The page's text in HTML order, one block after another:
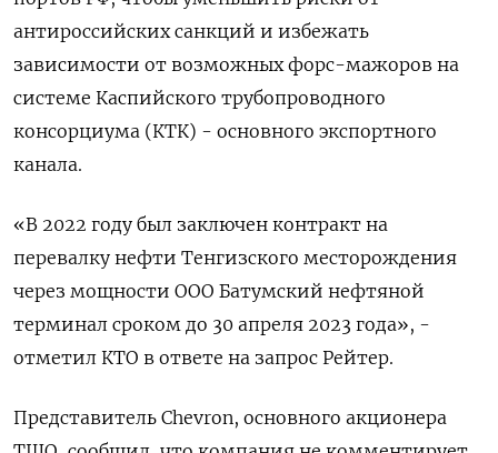
антироссийских санкций и избежать
зависимости от возможных форс-мажоров на
системе Каспийского трубопроводного
консорциума (КТК) - основного экспортного
канала.
«В 2022 году был заключен контракт на
перевалку нефти Тенгизского месторождения
через мощности ООО Батумский нефтяной
терминал сроком до 30 апреля 2023 года», -
отметил КТО в ответе на запрос Рейтер.
Представитель Chevron, основного акционера